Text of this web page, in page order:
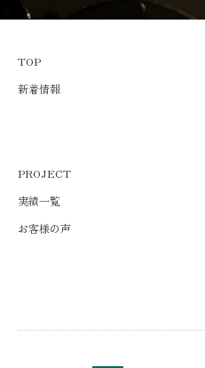
TOP
新着情報
PROJECT
実績一覧
お客様の声